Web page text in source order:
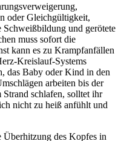
oder Gleichgültigkeit,
und gerötete
muss sofort die
kann es zu Krampfanfällen
Kreislauf-Systems
das Baby oder Kind in den
arbeiten bis der
schlafen, solltet ihr
nicht zu heiß anfühlt und
Überhitzung des Kopfes in